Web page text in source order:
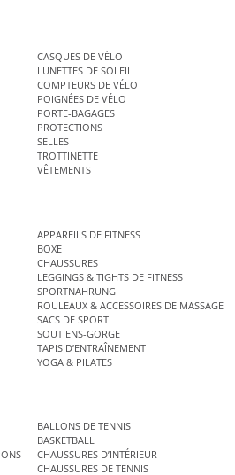
CASQUES DE VÉLO
LUNETTES DE SOLEIL
COMPTEURS DE VÉLO
POIGNÉES DE VÉLO
PORTE-BAGAGES
PROTECTIONS
SELLES
TROTTINETTE
VÊTEMENTS
APPAREILS DE FITNESS
BOXE
CHAUSSURES
LEGGINGS & TIGHTS DE FITNESS
SPORTNAHRUNG
ROULEAUX & ACCESSOIRES DE MASSAGE
SACS DE SPORT
SOUTIENS-GORGE
TAPIS D’ENTRAÎNEMENT
YOGA & PILATES
BALLONS DE TENNIS
BASKETBALL
CHAUSSURES D’INTÉRIEUR
CHAUSSURES DE TENNIS